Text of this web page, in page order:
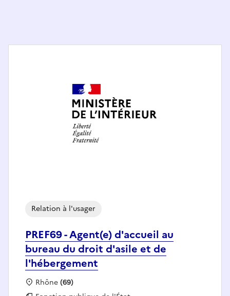
PREF69 - Agent(e) d'accueil au
bureau du droit d'asile et de
l'hébergement
Relation à l'usager
Localisation :
Rhône(69)